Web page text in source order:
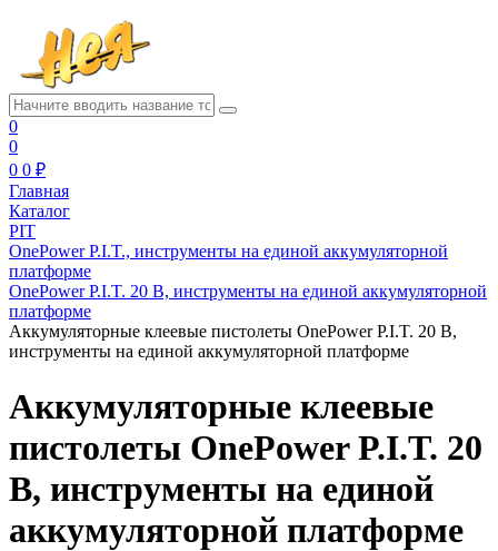
0
0
0 0 ₽
Главная
Каталог
PIT
OnePower P.I.T., инструменты на единой аккумуляторной
платформе
OnePower P.I.T. 20 В, инструменты на единой аккумуляторной
платформе
Аккумуляторные клеевые пистолеты OnePower P.I.T. 20 В,
инструменты на единой аккумуляторной платформе
Аккумуляторные клеевые
пистолеты OnePower P.I.T. 20
В, инструменты на единой
аккумуляторной платформе